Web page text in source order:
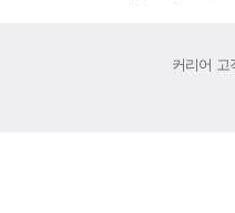
커리어 고